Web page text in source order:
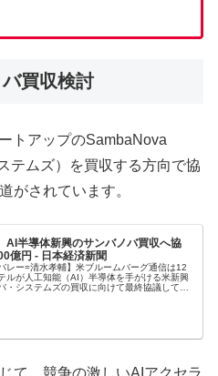
買収検討
トアップのSambaNova
テムズ）を買収する方向で協
がされています。
AI半導体新興のサンバノバ買収へ協
億円 - 日本経済新聞
レー=清水孝輔】米ブルームバーグ通信は12
ルが人工知能（AI）半導体を手がける米新興
・システムズの買収に向けて最終協議してい
て、競争の激しいAIアクセラ